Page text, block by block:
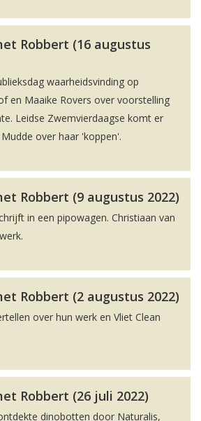
Robbert (16 augustus
waarheidsvinding op
en Maaike Rovers over voorstelling
Leidse Zwemvierdaagse komt er
over haar 'koppen'.
Robbert (9 augustus 2022)
in een pipowagen. Christiaan van
Robbert (2 augustus 2022)
over hun werk en Vliet Clean
Robbert (26 juli 2022)
dinobotten door Naturalis,